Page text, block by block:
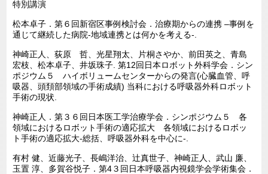
特別講演
松本卓子．第６回新宿区事例検討会．治療期からの連携 –事例を
通じて継続した病院-地域連携とは何かを考える-.
神崎正人、荻原 哲、光星翔太、片桐さやか、前田英之、青島
宏枝、松本卓子、井坂珠子. 第12回日本ロボット外科学会．シン
ポジウム５ ハイボリュームセンターからの発言(心臓血管、呼
吸器、頭頚部領域の手術成績) 当科における呼吸器外科ロボット
手術の現状.
神崎正人．第３６回日本医工学治療学会．シンポジウム５ 各
領域におけるロボット手術の適応拡大 各領域におけるロボッ
ト手術の適応拡大-総括、呼吸器外科を中心に-.
有村 健、近藤光子、長嶋洋治、辻真世子、神崎正人、武山 廉、
玉置 淳、多賀谷悦子．第4３回日本呼吸器内視鏡学会学術集会．